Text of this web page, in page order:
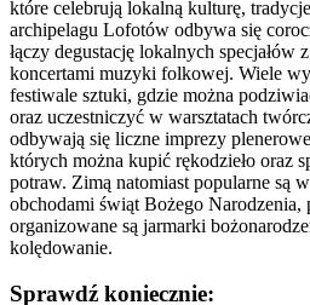
które celebrują lokalną kulturę,
archipelagu Lofotów odbywa się
łączy degustację lokalnych
koncertami muzyki folkowej. Wiele
festiwale sztuki, gdzie można
oraz uczestniczyć w warsztatach
odbywają się liczne imprezy
których można kupić rękodzieło oraz
potraw. Zimą natomiast popularne są
obchodami świąt Bożego Narodzenia,
organizowane są jarmarki
kolędowanie.
Sprawdź koniecznie: